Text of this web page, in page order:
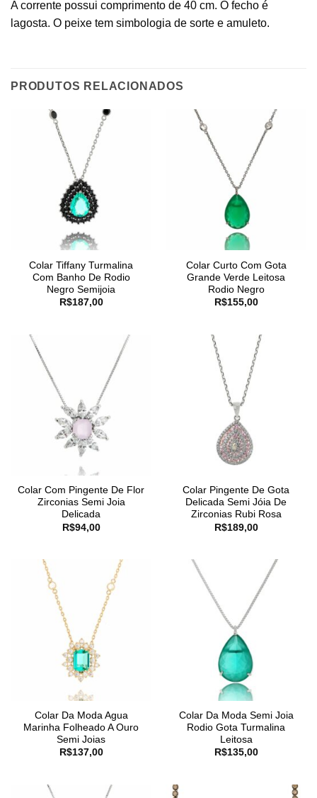
A corrente possui comprimento de 40 cm. O fecho é
lagosta. O peixe tem simbologia de sorte e amuleto.
PRODUTOS RELACIONADOS
Colar Tiffany Turmalina
Com Banho De Rodio
Negro Semijoia
R$187,00
Colar Curto Com Gota
Grande Verde Leitosa
Rodio Negro
R$155,00
Colar Com Pingente De Flor
Zirconias Semi Joia
Delicada
R$94,00
Colar Pingente De Gota
Delicada Semi Jóia De
Zirconias Rubi Rosa
R$189,00
Colar Da Moda Agua
Marinha Folheado A Ouro
Semi Joias
R$137,00
Colar Da Moda Semi Joia
Rodio Gota Turmalina
Leitosa
R$135,00